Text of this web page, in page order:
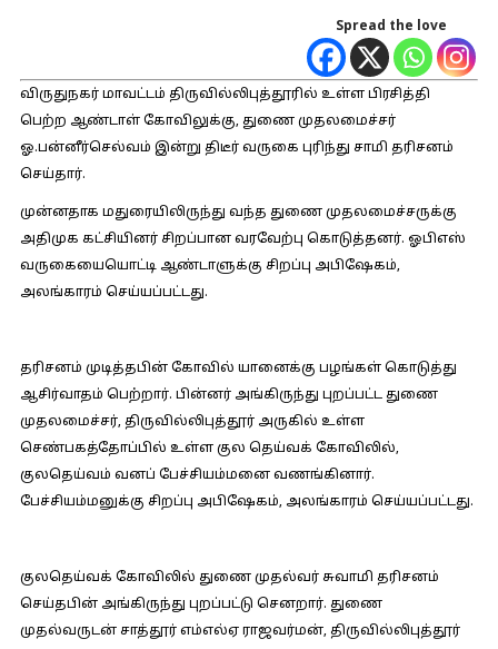
Spread the love
விருதுநகர் மாவட்டம் திருவில்லிபுத்தூரில் உள்ள பிரசித்தி
பெற்ற ஆண்டாள் கோவிலுக்கு, துணை முதலமைச்சர்
ஓ.பன்னீர்செல்வம் இன்று திடீர் வருகை புரிந்து சாமி தரிசனம்
செய்தார்.
முன்னதாக மதுரையிலிருந்து வந்த துணை முதலமைச்சருக்கு
அதிமுக கட்சியினர் சிறப்பான வரவேற்பு கொடுத்தனர். ஓபிஎஸ்
வருகையையொட்டி ஆண்டாளுக்கு சிறப்பு அபிஷேகம்,
அலங்காரம் செய்யப்பட்டது.
தரிசனம் முடித்தபின் கோவில் யானைக்கு பழங்கள் கொடுத்து
ஆசிர்வாதம் பெற்றார். பின்னர் அங்கிருந்து புறப்பட்ட துணை
முதலமைச்சர், திருவில்லிபுத்தூர் அருகில் உள்ள
செண்பகத்தோப்பில் உள்ள குல தெய்வக் கோவிலில்,
குலதெய்வம் வனப் பேச்சியம்மனை வணங்கினார்.
பேச்சியம்மனுக்கு சிறப்பு அபிஷேகம், அலங்காரம் செய்யப்பட்டது.
குலதெய்வக் கோவிலில் துணை முதல்வர் சுவாமி தரிசனம்
செய்தபின் அங்கிருந்து புறப்பட்டு செனறார். துணை
முதல்வருடன் சாத்தூர் எம்எல்ஏ ராஜவர்மன், திருவில்லிபுத்தூர்